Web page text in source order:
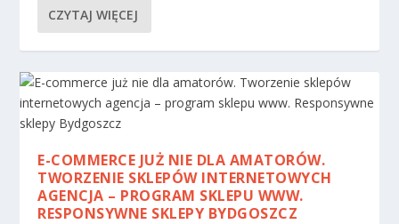
CZYTAJ WIĘCEJ
E-COMMERCE JUŻ NIE DLA AMATORÓW.
TWORZENIE SKLEPÓW INTERNETOWYCH
AGENCJA – PROGRAM SKLEPU WWW.
RESPONSYWNE SKLEPY BYDGOSZCZ